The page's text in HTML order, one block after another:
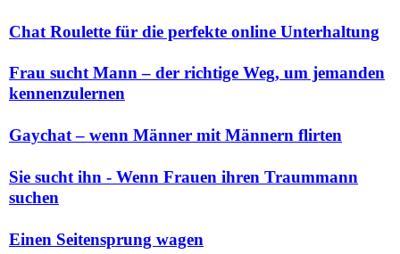
Chat Roulette für die perfekte online Unterhaltung
Frau sucht Mann – der richtige Weg, um jemanden
kennenzulernen
Gaychat – wenn Männer mit Männern flirten
Sie sucht ihn - Wenn Frauen ihren Traummann
suchen
Einen Seitensprung wagen